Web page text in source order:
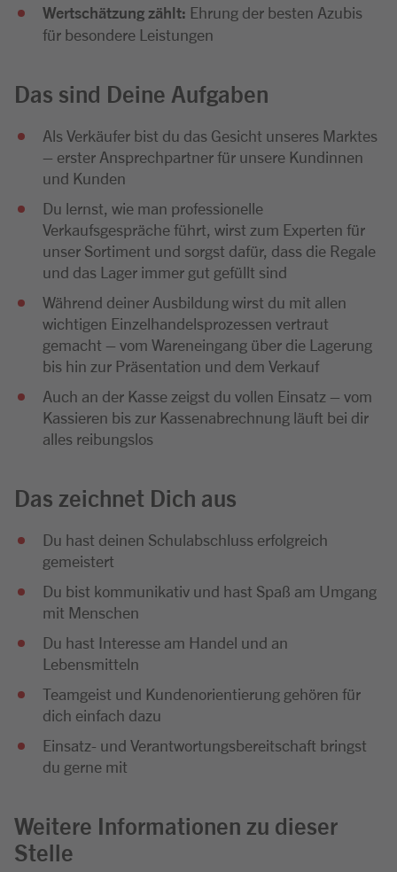
Wertschätzung zählt: Ehrung der besten Azubis
für besondere Leistungen
Das sind Deine Aufgaben
Als Verkäufer bist du das Gesicht unseres Marktes
– erster Ansprechpartner für unsere Kundinnen
und Kunden
Du lernst, wie man professionelle
Verkaufsgespräche führt, wirst zum Experten für
unser Sortiment und sorgst dafür, dass die Regale
und das Lager immer gut gefüllt sind
Während deiner Ausbildung wirst du mit allen
wichtigen Einzelhandelsprozessen vertraut
gemacht – vom Wareneingang über die Lagerung
bis hin zur Präsentation und dem Verkauf
Auch an der Kasse zeigst du vollen Einsatz – vom
Kassieren bis zur Kassenabrechnung läuft bei dir
alles reibungslos
Das zeichnet Dich aus
Du hast deinen Schulabschluss erfolgreich
gemeistert
Du bist kommunikativ und hast Spaß am Umgang
mit Menschen
Du hast Interesse am Handel und an
Lebensmitteln
Teamgeist und Kundenorientierung gehören für
dich einfach dazu
Einsatz- und Verantwortungsbereitschaft bringst
du gerne mit
Weitere Informationen zu dieser
Stelle